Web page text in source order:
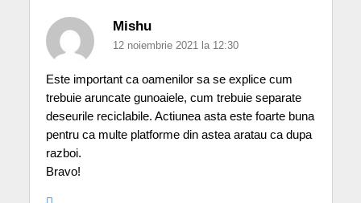
Mishu
12 noiembrie 2021 la 12:30
Este important ca oamenilor sa se explice cum
trebuie aruncate gunoaiele, cum trebuie separate
deseurile reciclabile. Actiunea asta este foarte buna
pentru ca multe platforme din astea aratau ca dupa
razboi.
Bravo!